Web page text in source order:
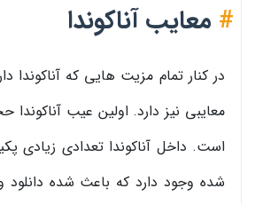
# معایب آناکوندا
در کنار تمام مزیت هایی که آناکوندا
معایبی نیز دارد. اولین عیب آناکوندا
است. داخل آناکوندا تعدادی زیادی
شده وجود دارد که باعث شده